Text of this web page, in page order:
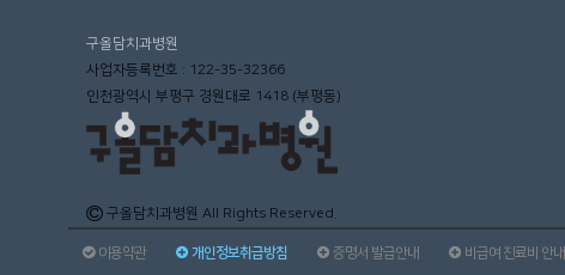
구올담치과병원
사업자등록번호 : 122-35-32366
인천광역시 부평구 경원대로 1418 (부평동)
구올담치과병원 All Rights Reserved.
이용약관 개인정보취급방침 증명서 발급안내 비급여 진료비 안내